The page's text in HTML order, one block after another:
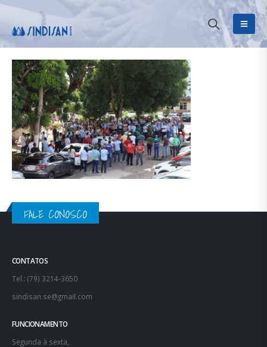
FALE CONOSCO
CONTATOS
Tel.: (79) 3214-3650
sindisan.se@gmail.com
FUNCIONAMENTO
Segunda à sexta,